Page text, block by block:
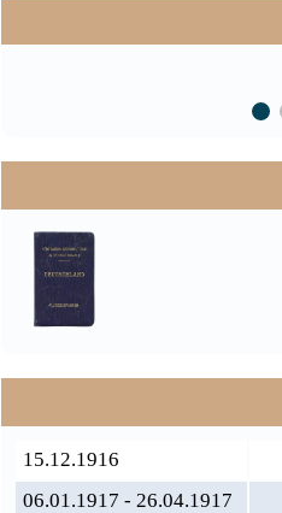
15.12.1916
06.01.1917 - 26.04.1917